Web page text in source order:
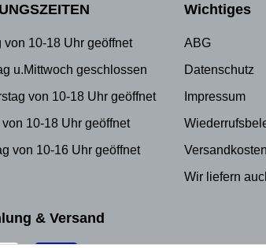
von 10-18 Uhr geöffnet
u.Mittwoch geschlossen
von 10-18 Uhr geöffnet
von 10-18 Uhr geöffnet
von 10-16 Uhr geöffnet
Wichtiges
ABG
Datenschutz
Impressum
Versandkosten
Wir liefern
& Versand